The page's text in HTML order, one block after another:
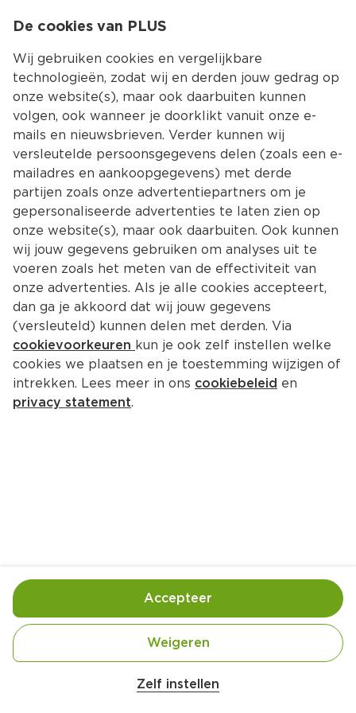
Kies jouw
Terug Producten
Noodlesoep
101 producten
Filter Meest gewild
Knorr Good Noodles Kip
65 g
2.19
Knorr Good Noodles Groente
Belangrijke veiligheidswaarschuwing
De cookies van PLUS
Wij gebruiken cookies en vergelijkbare
technologieën, zodat wij en derden jouw gedrag op
onze website(s), maar ook daarbuiten kunnen
volgen, ook wanneer je doorklikt vanuit onze e-
mails en nieuwsbrieven. Verder kunnen wij
versleutelde persoonsgegevens delen (zoals een e-
mailadres en aankoopgegevens) met derde
partijen zoals onze advertentiepartners om je
gepersonaliseerde advertenties te laten zien op
onze website(s), maar ook daarbuiten. Ook kunnen
wij jouw gegevens gebruiken om analyses uit te
voeren zoals het meten van de effectiviteit van
onze advertenties. Als je alle cookies accepteert,
dan ga je akkoord dat wij jouw gegevens
(versleuteld) kunnen delen met derden. Via
cookievoorkeuren kun je ook zelf instellen welke
cookies we plaatsen en je toestemming wijzigen of
intrekken. Lees meer in ons cookiebeleid en
privacy statement.
Zelf instellen
Weigeren
Accepteer